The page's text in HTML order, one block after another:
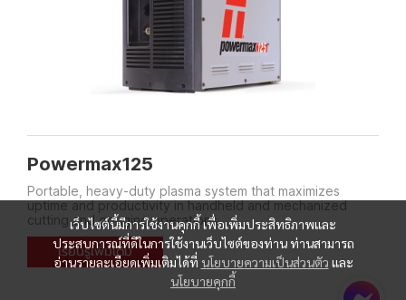
Powermax125
Portable, heavy-duty plasma system that maximizes
uptime and productivity in handheld and mechanized
cutting and gouging operations.
เรียนรู้เพิ่มเติม
เว็บไซต์นี้มีการใช้งานคุกกี้ เพื่อเพิ่มประสิทธิภาพและ
ประสบการณ์ที่ดีในการใช้งานเว็บไซต์ของท่าน ท่านสามารถ
อ่านรายละเอียดเพิ่มเติมได้ที่ นโยบายความเป็นส่วนตัว และ
นโยบายคุกกี้